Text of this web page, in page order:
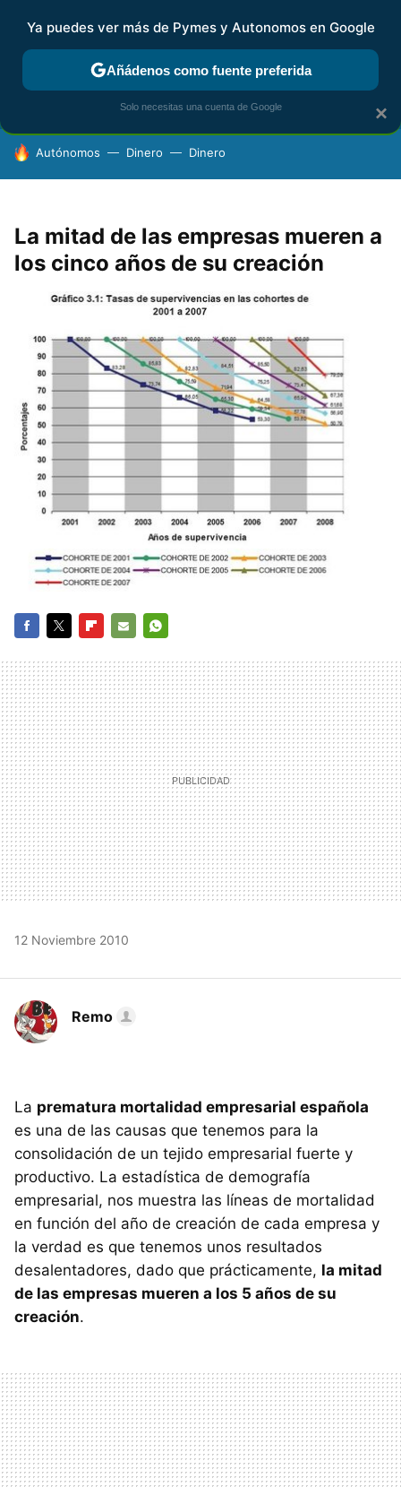
FISCALIDAD Y CONTABILIDAD KIT DIGITAL RENTA
HOY SE HABLA DE
Autónomos Dinero Dinero
La mitad de las empresas mueren a
los cinco años de su creación
MAIL
12 Noviembre 2010
Remo
La prematura mortalidad empresarial española
es una de las causas que tenemos para la
consolidación de un tejido empresarial fuerte y
productivo. La estadística de demografía
empresarial, nos muestra las líneas de mortalidad
en función del año de creación de cada empresa y
la verdad es que tenemos unos resultados
desalentadores, dado que prácticamente, la mitad
de las empresas mueren a los 5 años de su
creación.
×
Ya puedes ver más de Pymes y Autonomos en Google
Añádenos como fuente preferida
Solo necesitas una cuenta de Google